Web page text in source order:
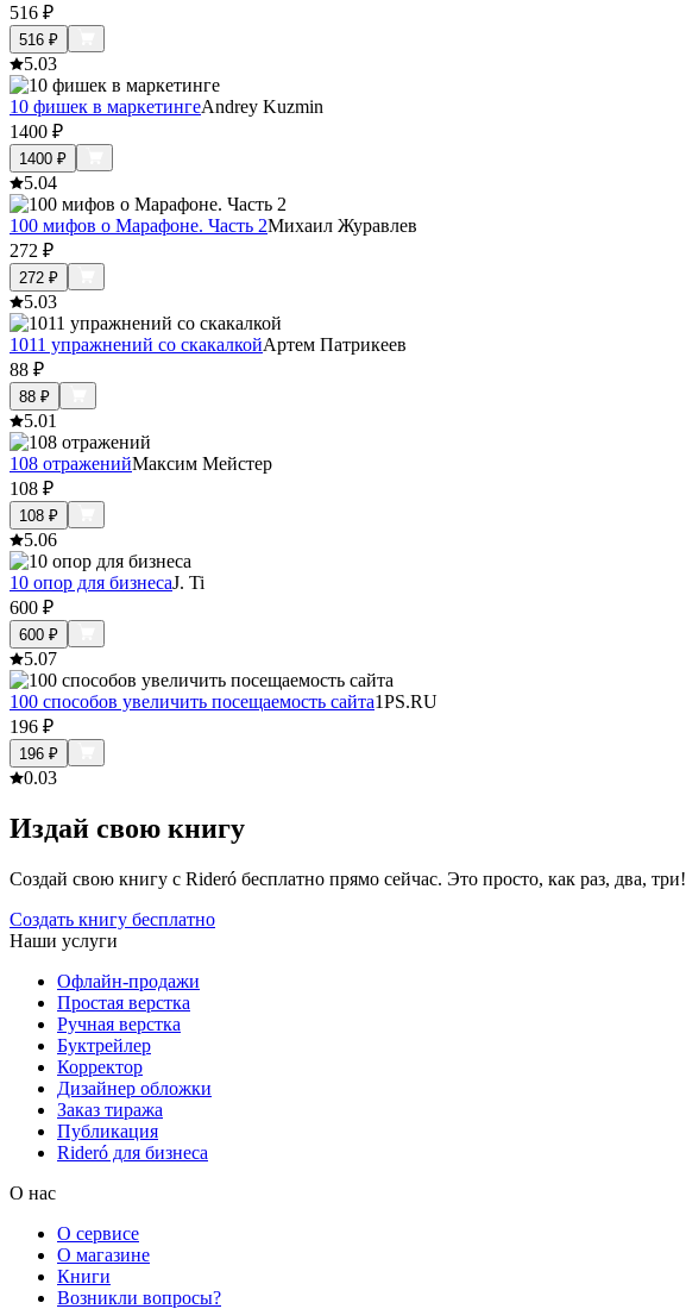
516 ₽
516 ₽
5.03
10 фишек в маркетингеAndrey Kuzmin
1400 ₽
1400 ₽
5.04
100 мифов о Марафоне. Часть 2Михаил Журавлев
272 ₽
272 ₽
5.03
1011 упражнений со скакалкойАртем Патрикеев
88 ₽
88 ₽
5.01
108 отраженийМаксим Мейстер
108 ₽
108 ₽
5.06
10 опор для бизнесаJ. Ti
600 ₽
600 ₽
5.07
100 способов увеличить посещаемость сайта1PS.RU
196 ₽
196 ₽
0.03
Издай свою книгу
Создай свою книгу с Rideró бесплатно прямо сейчас. Это просто, как раз, два, три!
Создать книгу бесплатно
Наши услуги
Офлайн-продажи
Простая верстка
Ручная верстка
Буктрейлер
Корректор
Дизайнер обложки
Заказ тиража
Публикация
Rideró для бизнеса
О нас
О сервисе
О магазине
Книги
Возникли вопросы?